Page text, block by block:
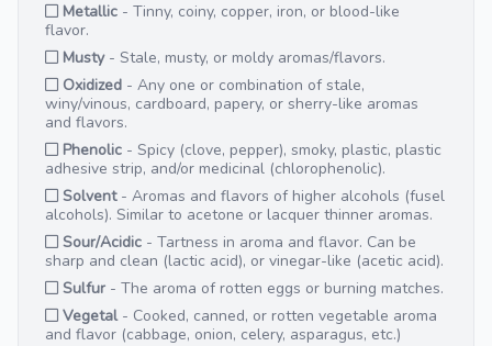
Metallic - Tinny, coiny, copper, iron, or blood-like
flavor.
Musty- Stale, musty, or moldy aromas/flavors.
Oxidized - Any one or combination of stale,
winy/vinous, cardboard, papery, or sherry-like aromas
and flavors.
Phenolic - Spicy (clove, pepper), smoky, plastic, plastic
adhesive strip, and/or medicinal (chlorophenolic).
Solvent- Aromas and flavors of higher alcohols (fusel
alcohols). Similar to acetone or lacquer thinner aromas.
Sour/Acidic - Tartness in aroma and flavor. Can be
sharp and clean (lactic acid), or vinegar-like (acetic acid).
Sulfur - The aroma of rotten eggs or burning matches.
Vegetal- Cooked, canned, or rotten vegetable aroma
and flavor (cabbage, onion, celery, asparagus, etc.)